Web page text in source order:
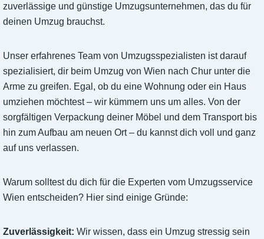
zuverlässige und günstige Umzugsunternehmen, das du für
deinen Umzug brauchst.
Unser erfahrenes Team von Umzugsspezialisten ist darauf
spezialisiert, dir beim Umzug von Wien nach Chur unter die
Arme zu greifen. Egal, ob du eine Wohnung oder ein Haus
umziehen möchtest – wir kümmern uns um alles. Von der
sorgfältigen Verpackung deiner Möbel und dem Transport bis
hin zum Aufbau am neuen Ort – du kannst dich voll und ganz
auf uns verlassen.
Warum solltest du dich für die Experten vom Umzugsservice
Wien entscheiden? Hier sind einige Gründe:
Zuverlässigkeit: Wir wissen, dass ein Umzug stressig sein